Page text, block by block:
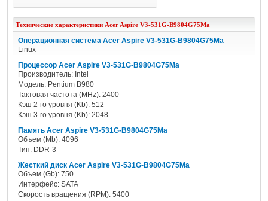
Технические характеристики Acer Aspire V3-531G-B9804G75Ma
Операционная система Acer Aspire V3-531G-B9804G75Ma
Linux
Процессор Acer Aspire V3-531G-B9804G75Ma
Производитель: Intel
Модель: Pentium B980
Тактовая частота (MHz): 2400
Кэш 2-го уровня (Kb): 512
Кэш 3-го уровня (Kb): 2048
Память Acer Aspire V3-531G-B9804G75Ma
Объем (Mb): 4096
Тип: DDR-3
Жесткий диск Acer Aspire V3-531G-B9804G75Ma
Объем (Gb): 750
Интерфейс: SATA
Скорость вращения (RPM): 5400